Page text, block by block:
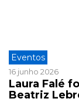
Eventos
16 junho 2026
Laura Falé
Beatriz